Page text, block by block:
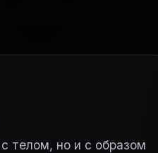
телом, но и с образом